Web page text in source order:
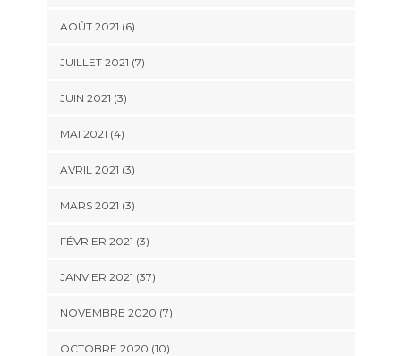
AOÛT 2021 (6)
JUILLET 2021 (7)
JUIN 2021 (3)
MAI 2021 (4)
AVRIL 2021 (3)
MARS 2021 (3)
FÉVRIER 2021 (3)
JANVIER 2021 (37)
NOVEMBRE 2020 (7)
OCTOBRE 2020 (10)